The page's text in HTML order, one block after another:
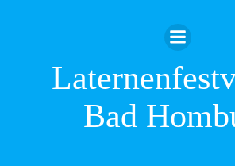
Inhalt
springen
Bad